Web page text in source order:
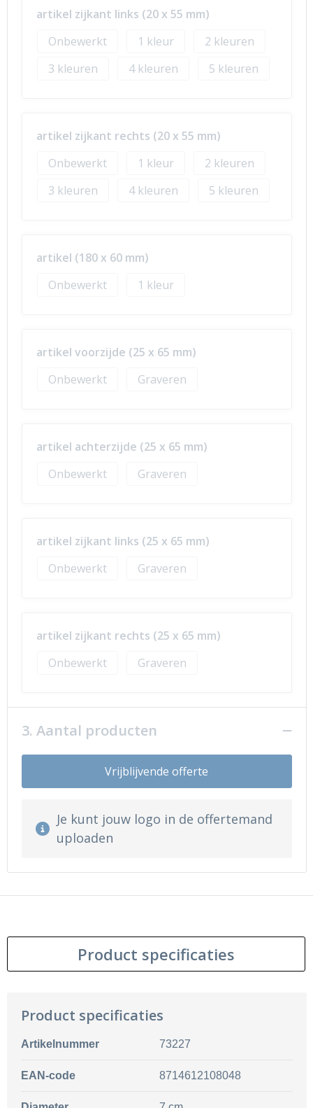
artikel zijkant links (20 x 55 mm)
Onbewerkt
1
2
3
4 5
artikel zijkant rechts (20 x 55 mm)
Onbewerkt
1
2
3
4 5
artikel (180 x 60 mm)
Onbewerkt
1
artikel voorzijde (25 x 65 mm)
Onbewerkt
Graveren
artikel achterzijde (25 x 65 mm)
Onbewerkt
Graveren
artikel zijkant links (25 x 65 mm)
Onbewerkt
Graveren
artikel zijkant rechts (25 x 65 mm)
Onbewerkt
Graveren
3. Aantal producten
Vrijblijvende offerte
Je kunt jouw logo in de offertemand
uploaden
Product specificaties
Product specificaties
Artikelnummer 73227
EAN-code 8714612108048